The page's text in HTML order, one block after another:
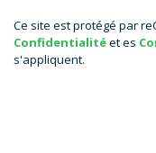
Ce site est protégé par
Confidentialitéet es
s'appliquent.